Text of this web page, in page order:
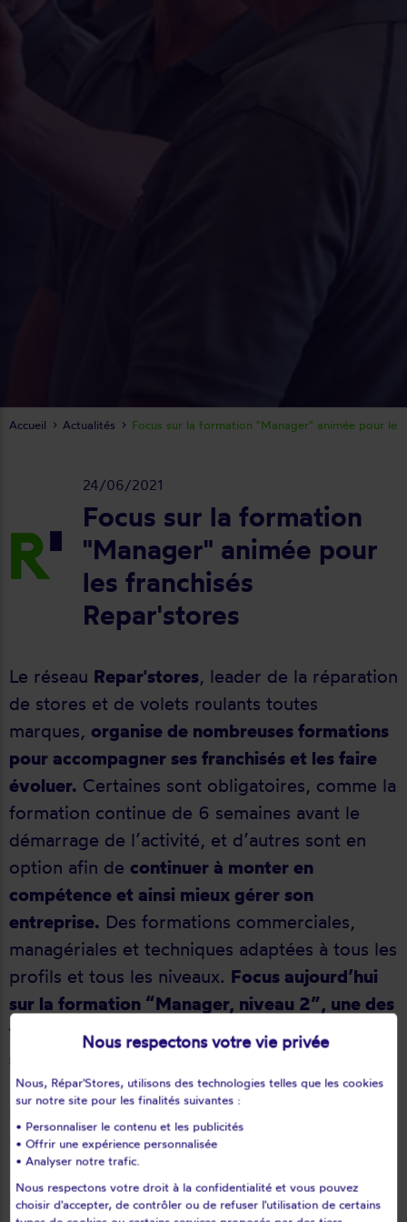
24/06/2021
Focus sur la formation
"Manager" animée pour
les franchisés
Repar'stores
Le réseau Repar'stores, leader de la réparation
de stores et de volets roulants toutes
marques, organise de nombreuses formations
pour accompagner ses franchisés et les faire
évoluer. Certaines sont obligatoires, comme la
formation continue de 6 semaines avant le
démarrage de l’activité, et d’autres sont en
option afin de continuer à monter en
compétence et ainsi mieux gérer son
entreprise. Des formations commerciales,
managériales et techniques adaptées à tous les
profils et tous les niveaux. Focus aujourd’hui
sur la formation “Manager, niveau 2”, une des
formations phares imaginée par le réseau qui
se déroule les 24 et 25 juin.
POURQUOI UNE FORMATION “MANAGER,
NIVEAU 2” ?
L’idée de cette formation est de permettre aux
participants d’appréhender le métier de
Accueil Actualités Focus sur la formation "Manager" animée pour
Nous respectons votre vie privée
Nous, Répar'Stores, utilisons des technologies telles que les cookies
sur notre site pour les finalités suivantes :
• Personnaliser le contenu et les publicités
• Offrir une expérience personnalisée
• Analyser notre trafic.
Nous respectons votre droit à la confidentialité et vous pouvez
choisir d'accepter, de contrôler ou de refuser l'utilisation de certains